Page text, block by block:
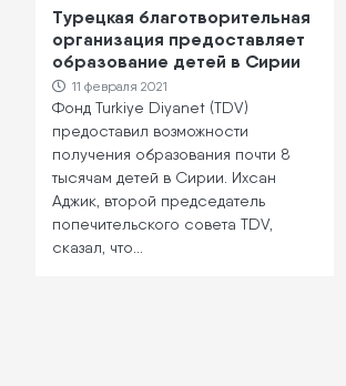
Турецкая благотворительная
организация предоставляет
образование детей в Сирии
11 февраля 2021
Фонд Turkiye Diyanet (TDV)
предоставил возможности
получения образования почти 8
тысячам детей в Сирии. Ихсан
Аджик, второй председатель
попечительского совета TDV,
сказал, что…